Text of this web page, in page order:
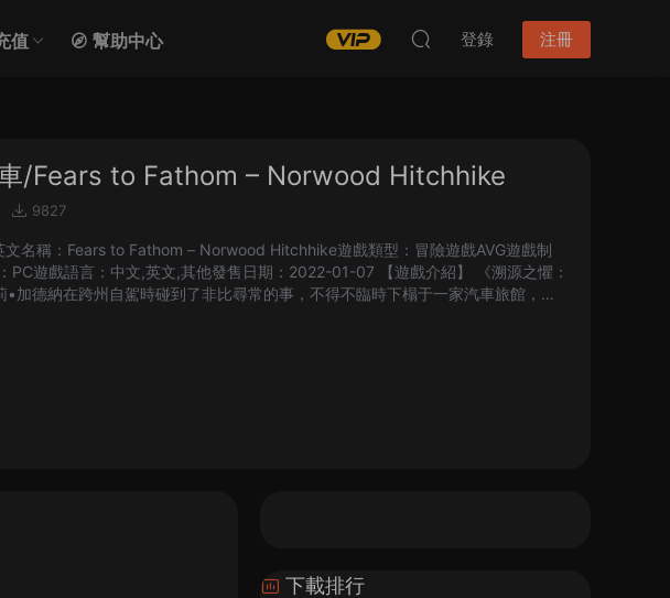
值 幫助中心 登錄 注冊
/Fears to Fathom – Norwood Hitchhike
9827
名稱：Fears to Fathom – Norwood Hitchhike遊戲類型：冒險遊戲AVG遊戲制
PC遊戲語言：中文,英文,其他發售日期：2022-01-07 【遊戲介紹】 《溯源之懼：
加德納在跨州自駕時碰到了非比尋常的事，不得不臨時下榻于一家汽車旅館，但
下載排行